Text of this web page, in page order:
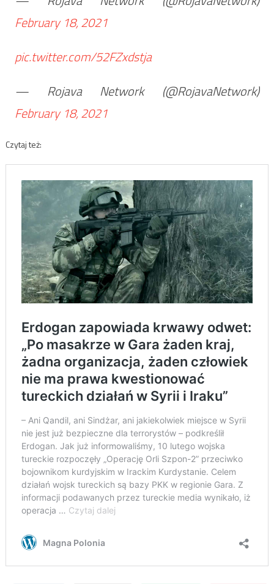
February 18, 2021
pic.twitter.com/52FZxdstja
— Rojava Network (@RojavaNetwork)
February 18, 2021
Czytaj też: